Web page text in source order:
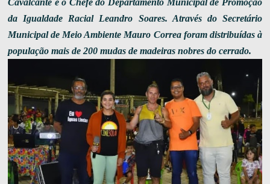
Cavalcante e o Chefe do Departamento Municipal de Promoção
da Igualdade Racial Leandro Soares. Através do Secretário
Municipal de Meio Ambiente Mauro Correa foram distribuídas à
população mais de 200 mudas de madeiras nobres do cerrado.